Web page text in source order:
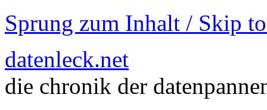
Sprung zum Inhalt / Skip
datenleck.net
die chronik der